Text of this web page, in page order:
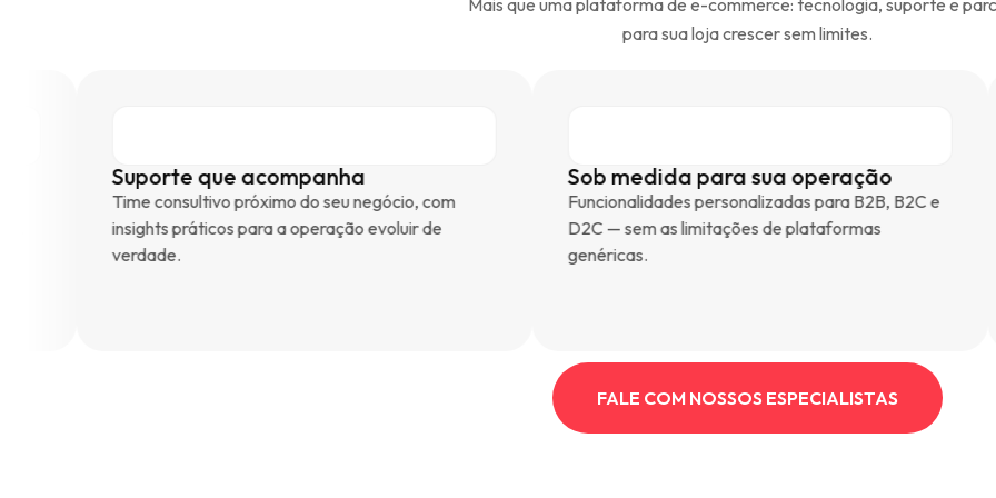
Mais que uma plataforma de e-commerce: tecnologia, suporte e
para sua loja crescer sem limites.
Suporte que acompanha
Time consultivo próximo do seu negócio, com
insights práticos para a operação evoluir de
verdade.
Sob medida para sua operação
Funcionalidades personalizadas para B2B, B2C e
D2C — sem as limitações de plataformas
genéricas.
FALE COM NOSSOS ESPECIALISTAS